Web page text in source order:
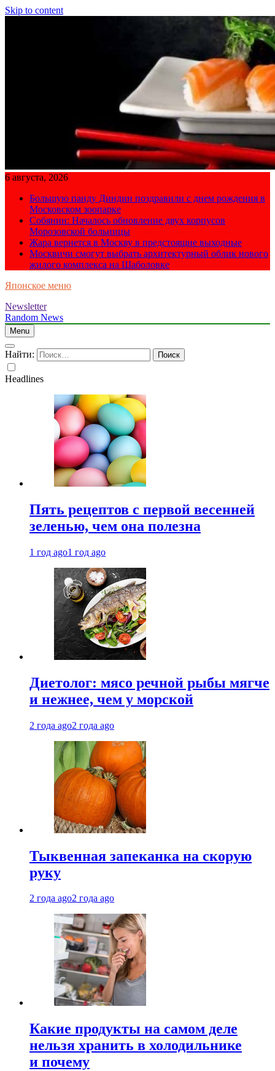
Skip to content
6 августа, 2026
Большую панду Диндин поздравили с днем рождения в
Московском зоопарке
Собянин: Началось обновление двух корпусов
Морозовской больницы
Жара вернется в Москву в предстоящие выходные
Москвичи смогут выбрать архитектурный облик нового
жилого комплекса на Шаболовке
Японское меню
Newsletter
Random News
Menu
Найти:
Headlines
Пять рецептов с первой весенней
зеленью, чем она полезна
1 год ago1 год ago
Диетолог: мясо речной рыбы мягче
и нежнее, чем у морской
2 года ago2 года ago
Тыквенная запеканка на скорую
руку
2 года ago2 года ago
Какие продукты на самом деле
нельзя хранить в холодильнике
и почему